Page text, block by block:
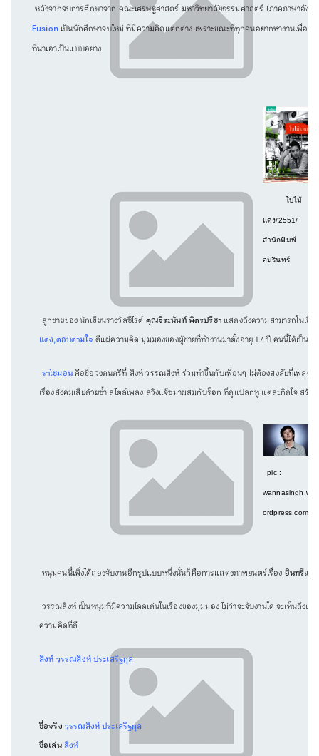
หลังจากจบการศึกษาจาก คณะเศรษฐศาสตร์ มหาวิทยาลัยธรรมศาสตร์ (ภาคภาษาอัง
Fusionเป็นนักศึกษาจบใหม่ ที่มีความคิดแตกต่าง เพราะขณะที่ทุกคนอยากหางานเพื่อทำ
ที่น่าเอาเป็นแบบอย่าง
ใบไม้
แดง/2551/
สำนักพิมพ์
อมรินทร์
ลูกชายของ นักเขียนรางวัลซีไรต์คุณจิระนันท์ พิตรปรีชาแสดงถึงความสามารถในเชิ
แดง,ตอบตามใจตีแผ่ความคิด มุมมองของผู้ชายที่ทำงานมาตั้งอายุ 17 ปี คนนี้ได้เป็นอ
ราโชมอนคือชื่อวงดนตรีที่ สิงห์ วรรณสิงห์ ร่วมทำขึ้นกับเพื่อนๆ ไม่ต้องสงสัยที่เพลงเ
เรื่องสังคมเสียด้วยซ้ำ สไตล์เพลง สวิงแจ๊ซมาผสมกับร็อก ที่ดูแปลกหู แต่สะกิดใจ สร้าง
pic :
wannasingh.w
ordpress.com
หนุ่มคนนี้เพิ่งได้ลองจับงานอีกรูปแบบหนึ่งนั่นก็คือการแสดงภาพยนตร์เรื่องอินทรีแดง
วรรณสิงห์ เป็นหนุ่มที่มีความโดดเด่นในเรื่องของมุมมอง ไม่ว่าจะจับงานใด จะเห็นถึง
ความคิดที่ดี
สิงห์ วรรณสิงห์ ประเสริฐกุล
ชื่อจริงวรรณสิงห์ ประเสริฐกุล
ชื่อเล่นสิงห์